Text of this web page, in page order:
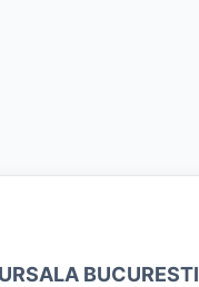
BUCURESTI